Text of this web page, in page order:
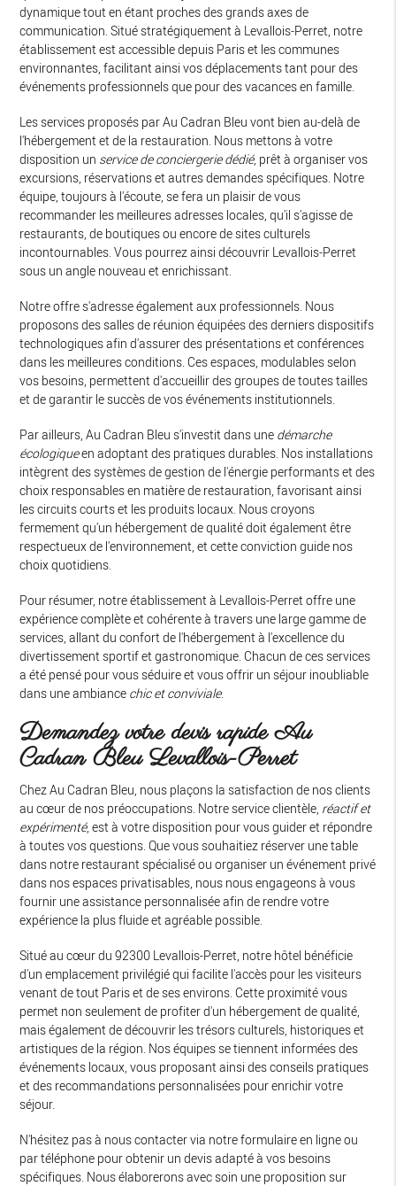
dynamique tout en étant proches des grands axes de
communication. Situé stratégiquement à Levallois-Perret, notre
établissement est accessible depuis Paris et les communes
environnantes, facilitant ainsi vos déplacements tant pour des
événements professionnels que pour des vacances en famille.
Les services proposés par Au Cadran Bleu vont bien au-delà de
l'hébergement et de la restauration. Nous mettons à votre
disposition un service de conciergerie dédié, prêt à organiser vos
excursions, réservations et autres demandes spécifiques. Notre
équipe, toujours à l'écoute, se fera un plaisir de vous
recommander les meilleures adresses locales, qu'il s'agisse de
restaurants, de boutiques ou encore de sites culturels
incontournables. Vous pourrez ainsi découvrir Levallois-Perret
sous un angle nouveau et enrichissant.
Notre offre s'adresse également aux professionnels. Nous
proposons des salles de réunion équipées des derniers dispositifs
technologiques afin d'assurer des présentations et conférences
dans les meilleures conditions. Ces espaces, modulables selon
vos besoins, permettent d'accueillir des groupes de toutes tailles
et de garantir le succès de vos événements institutionnels.
Par ailleurs, Au Cadran Bleu s'investit dans une démarche
écologiqueen adoptant des pratiques durables. Nos installations
intègrent des systèmes de gestion de l'énergie performants et des
choix responsables en matière de restauration, favorisant ainsi
les circuits courts et les produits locaux. Nous croyons
fermement qu'un hébergement de qualité doit également être
respectueux de l'environnement, et cette conviction guide nos
choix quotidiens.
Pour résumer, notre établissement à Levallois-Perret offre une
expérience complète et cohérente à travers une large gamme de
services, allant du confort de l'hébergement à l'excellence du
divertissement sportif et gastronomique. Chacun de ces services
a été pensé pour vous séduire et vous offrir un séjour inoubliable
dans une ambiance chic et conviviale.
Demandez votre devis rapide Au
Cadran Bleu Levallois-Perret
Chez Au Cadran Bleu, nous plaçons la satisfaction de nos clients
au cœur de nos préoccupations. Notre service clientèle, réactif et
expérimenté, est à votre disposition pour vous guider et répondre
à toutes vos questions. Que vous souhaitiez réserver une table
dans notre restaurant spécialisé ou organiser un événement privé
dans nos espaces privatisables, nous nous engageons à vous
fournir une assistance personnalisée afin de rendre votre
expérience la plus fluide et agréable possible.
Situé au cœur du 92300 Levallois-Perret, notre hôtel bénéficie
d'un emplacement privilégié qui facilite l'accès pour les visiteurs
venant de tout Paris et de ses environs. Cette proximité vous
permet non seulement de profiter d'un hébergement de qualité,
mais également de découvrir les trésors culturels, historiques et
artistiques de la région. Nos équipes se tiennent informées des
événements locaux, vous proposant ainsi des conseils pratiques
et des recommandations personnalisées pour enrichir votre
séjour.
N'hésitez pas à nous contacter via notre formulaire en ligne ou
par téléphone pour obtenir un devis adapté à vos besoins
spécifiques. Nous élaborerons avec soin une proposition sur